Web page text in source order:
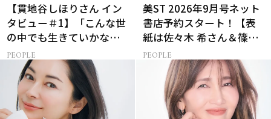
【貫地谷しほりさん イン
タビュー＃1】「こんな世
の中でも生きていかなけ
れば…」母になった今の
彼女だからこそ演じられ
る樋口一葉とは？
PEOPLE
美ST 2026年9月号ネット
書店予約スタート！【表
紙は佐々木 希さん＆篠塚
大輝さん】
PEOPLE